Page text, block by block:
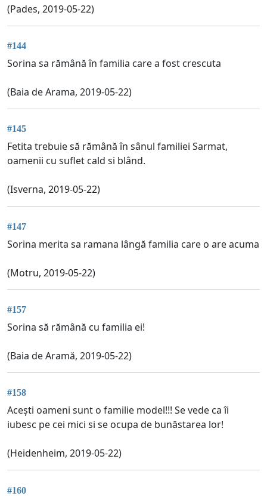
(Pades, 2019-05-22)
#144
Sorina sa rămână în familia care a fost crescuta
(Baia de Arama, 2019-05-22)
#145
Fetita trebuie să rămână în sânul familiei Sarmat,
oamenii cu suflet cald si blând.
(Isverna, 2019-05-22)
#147
Sorina merita sa ramana lângă familia care o are acuma
(Motru, 2019-05-22)
#157
Sorina să rămână cu familia ei!
(Baia de Aramă, 2019-05-22)
#158
Acești oameni sunt o familie model!!! Se vede ca îi
iubesc pe cei mici si se ocupa de bunăstarea lor!
(Heidenheim, 2019-05-22)
#160